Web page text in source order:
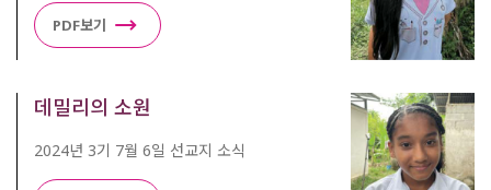
PDF보기
데밀리의 소원
2024년 3기 7월 6일 선교지 소식